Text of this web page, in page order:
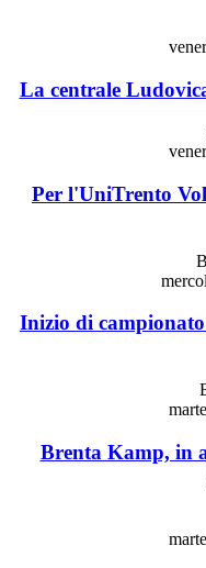
La centrale
Per l'UniTrento
Inizio di
Brenta Kamp, in